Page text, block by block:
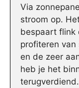
Via
stroom op.
bespaart flink
profiteren
en de zeer
heb je het